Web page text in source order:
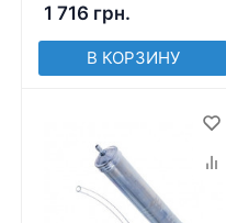
1 716 грн.
В КОРЗИНУ